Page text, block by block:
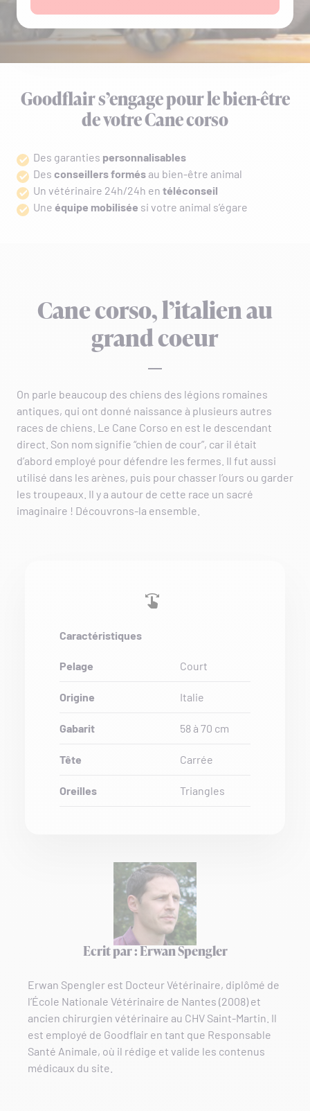
Goodflair s’engage pour le bien-être
de votre Cane corso
Des garanties personnalisables
Des conseillers formés au bien-être animal
Un vétérinaire 24h/24h en téléconseil
Une équipe mobilisée si votre animal s’égare
Cane corso, l’italien au
grand coeur
On parle beaucoup des chiens des légions romaines
antiques, qui ont donné naissance à plusieurs autres
races de chiens. Le Cane Corso en est le descendant
direct. Son nom signifie “chien de cour”, car il était
d’abord employé pour défendre les fermes. Il fut aussi
utilisé dans les arènes, puis pour chasser l’ours ou garder
les troupeaux. Il y a autour de cette race un sacré
imaginaire ! Découvrons-la ensemble.
Caractéristiques
Pelage Court
Origine Italie
Gabarit 58 à 70 cm
Tête Carrée
Oreilles Triangles
Ecrit par : Erwan Spengler
Erwan Spengler est Docteur Vétérinaire, diplômé de
l’École Nationale Vétérinaire de Nantes (2008) et
ancien chirurgien vétérinaire au CHV Saint-Martin. Il
est employé de Goodflair en tant que Responsable
Santé Animale, où il rédige et valide les contenus
médicaux du site.